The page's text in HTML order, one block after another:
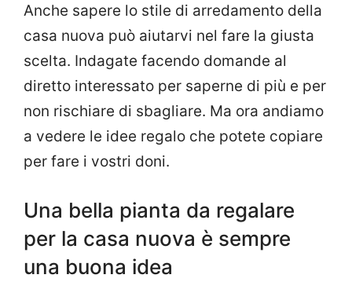
Anche sapere lo stile di arredamento della
casa nuova può aiutarvi nel fare la giusta
scelta. Indagate facendo domande al
diretto interessato per saperne di più e per
non rischiare di sbagliare. Ma ora andiamo
a vedere le idee regalo che potete copiare
per fare i vostri doni.
Una bella pianta da regalare
per la casa nuova è sempre
una buona idea